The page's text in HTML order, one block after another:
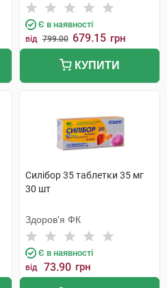
Є в наявності
від 799.00 679.15 грн
КУПИТИ
Силібор 35 таблетки 35 мг
30 шт
Здоров'я ФК
Є в наявності
від 73.90 грн